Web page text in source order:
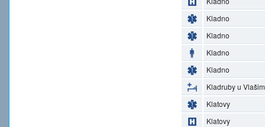
Kladno
Kladno
Kladno
Kladno
Kladruby u
Klatovy
Klatovy